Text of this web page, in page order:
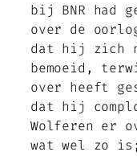
bij BNR had
over de
dat hij zich
bemoeid,
over heeft
dat hij
Wolferen er
wat wel zo